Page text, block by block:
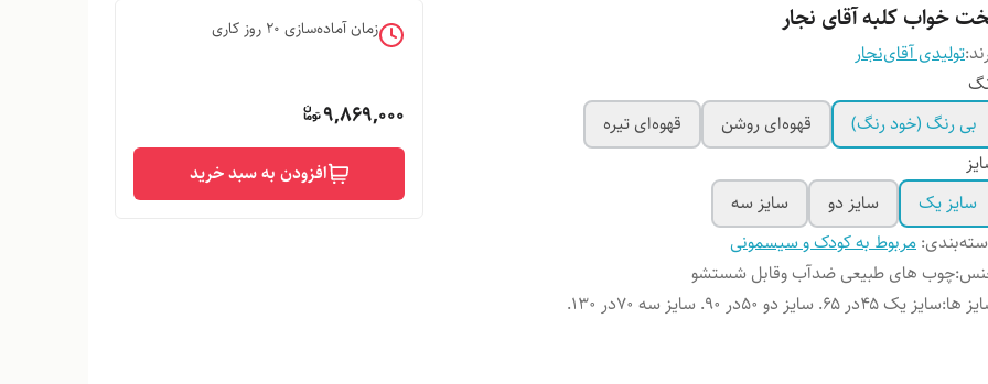
خواب کلبه آقای نجار
تولیدی آقای‌نجار
بی رنگ (خود رنگ)
قهوه‌ای روشن
قهوه‌ای تیره
سایز یک
سایز دو
سایز سه
: مربوط به کودک و سیسمونی
:چوب های طبیعی ضدآب وقابل شستشو
ها:سایز یک ۴۵در ۶۵. سایز دو ۵۰در ۹۰. سایز سه ۷۰در ۱۳۰.
زمان آماده‌سازی 20 روز کاری
9,869,000
افزودن به سبد خرید